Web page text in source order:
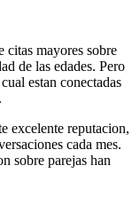
mayores sobre
de las edades. Pero
estan conectadas
excelente reputacion,
cada mes.
sobre parejas han